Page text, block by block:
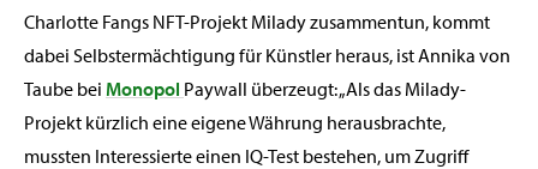
Charlotte Fangs NFT-Projekt Milady zusammentun, kommt
dabei Selbstermächtigung für Künstler heraus, ist Annika von
Taube bei Monopol Paywall überzeugt: „Als das Milady-
Projekt kürzlich eine eigene Währung herausbrachte,
mussten Interessierte einen IQ-Test bestehen, um Zugriff